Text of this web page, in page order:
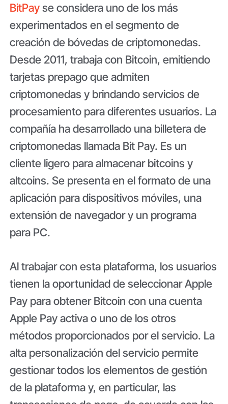
BitPayse considera uno de los más
experimentados en el segmento de
creación de bóvedas de criptomonedas.
Desde 2011, trabaja con Bitcoin, emitiendo
tarjetas prepago que admiten
criptomonedas y brindando servicios de
procesamiento para diferentes usuarios. La
compañía ha desarrollado una billetera de
criptomonedas llamada Bit Pay. Es un
cliente ligero para almacenar bitcoins y
altcoins. Se presenta en el formato de una
aplicación para dispositivos móviles, una
extensión de navegador y un programa
para PC.
Al trabajar con esta plataforma, los usuarios
tienen la oportunidad de seleccionar Apple
Pay para obtener Bitcoin con una cuenta
Apple Pay activa o uno de los otros
métodos proporcionados por el servicio. La
alta personalización del servicio permite
gestionar todos los elementos de gestión
de la plataforma y, en particular, las